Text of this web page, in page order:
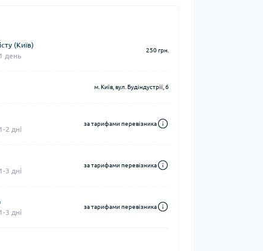
(Київ)
день
250 грн.
м. Київ, вул. Будіндустрії, 6
2 дні
за тарифами перевізника
3 дні
за тарифами перевізника
3 дні
за тарифами перевізника